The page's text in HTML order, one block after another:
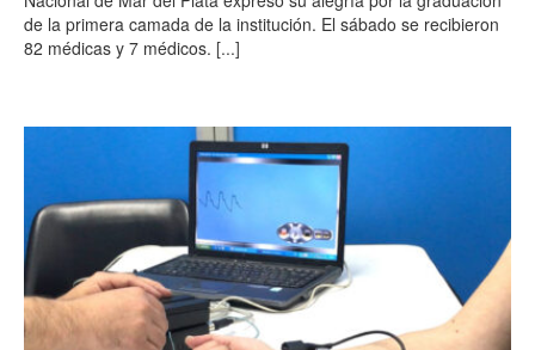
de la primera camada de la institución. El sábado se recibieron
82 médicas y 7 médicos. [...]